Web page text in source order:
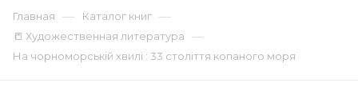
Главная — Каталог книг —
📒 Художественная литература —
На чорноморській хвилі : 33 століття копаного моря